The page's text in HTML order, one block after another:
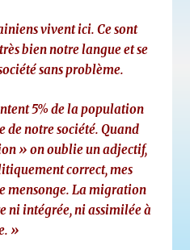
vivent ici. Ce sont
bien notre langue et se
sans problème.
5% de la population
de notre société. Quand
» on oublie un adjectif,
correct, mes
mensonge. La migration
ni intégrée, ni assimilée à
»